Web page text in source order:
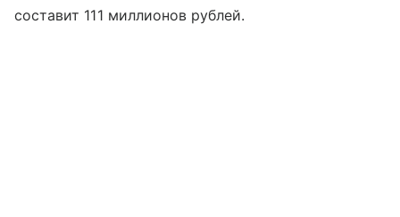
составит 111 миллионов рублей.